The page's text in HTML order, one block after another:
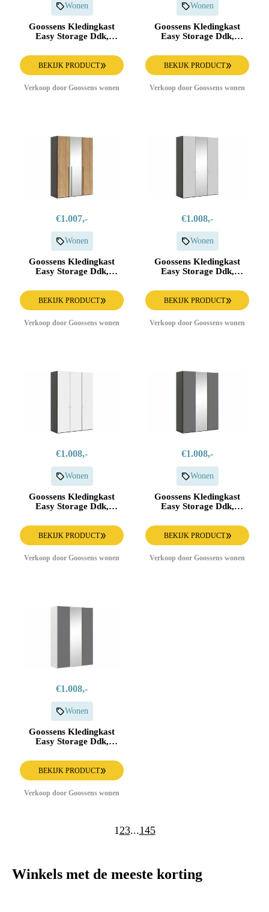
Wonen
Goossens Kledingkast
Easy Storage Ddk,
breed, 220 cm hoog, 2x
draaideur en 1x spiegel
draaideur midden
BEKIJK PRODUCT
Verkoop door Goossens wonen
Wonen
Goossens Kledingkast
Easy Storage Ddk,
breed, 220 cm hoog, 2x
draaideur en 1x spiegel
draaideur midden
BEKIJK PRODUCT
Verkoop door Goossens wonen
€1.007,-
Wonen
Goossens Kledingkast
Easy Storage Ddk,
breed, 220 cm hoog, 2x
draaideur en 1x spiegel
draaideur midden
BEKIJK PRODUCT
Verkoop door Goossens wonen
€1.008,-
Wonen
Goossens Kledingkast
Easy Storage Ddk,
breed, 220 cm hoog, 2x
glas draaideur en 1x
spiegel draaideur midden
BEKIJK PRODUCT
Verkoop door Goossens wonen
€1.008,-
Wonen
Goossens Kledingkast
Easy Storage Ddk,
breed, 220 cm hoog, 3x
glas draaideur
BEKIJK PRODUCT
Verkoop door Goossens wonen
€1.008,-
Wonen
Goossens Kledingkast
Easy Storage Ddk,
breed, 220 cm hoog, 2x
glas draaideur en 1x
spiegel draaideur midden
BEKIJK PRODUCT
Verkoop door Goossens wonen
€1.008,-
Wonen
Goossens Kledingkast
Easy Storage Ddk,
breed, 220 cm hoog, 2x
glas draaideur en 1x
spiegel draaideur midden
BEKIJK PRODUCT
Verkoop door Goossens wonen
123...145
Winkels met de meeste korting